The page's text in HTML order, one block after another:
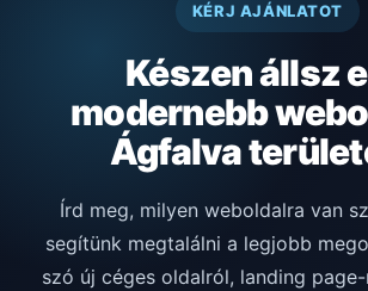
KÉRJ AJÁNLATOT
Készen állsz
modernebb
Ágfalva
Írd meg, milyen weboldalra van
segítünk megtalálni a legjobb
szó új céges oldalról, landing